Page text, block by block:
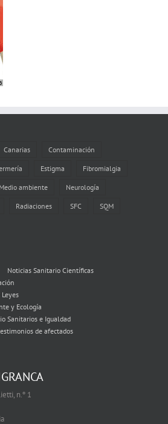
Canarias Contaminación
Estigma Fibromialgia
Medio ambiente Neurología
Radiaciones SFC SQM
Noticias Sanitario Científicas
y Ecología
Sanitarios e Igualdad
de afectados
n.º 1